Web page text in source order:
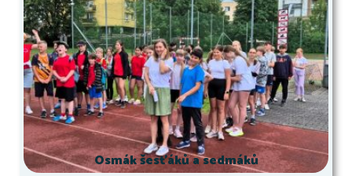
Osmák šesťáků a sedmáků